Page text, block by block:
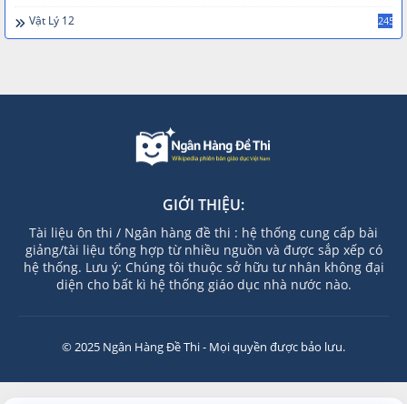
Vật Lý 12 245
GIỚI THIỆU:
Tài liệu ôn thi / Ngân hàng đề thi : hệ thống cung cấp bài
giảng/tài liệu tổng hợp từ nhiều nguồn và được sắp xếp có
hệ thống. Lưu ý: Chúng tôi thuộc sở hữu tư nhân không đại
diện cho bất kì hệ thống giáo dục nhà nước nào.
© 2025 Ngân Hàng Đề Thi - Mọi quyền được bảo lưu.